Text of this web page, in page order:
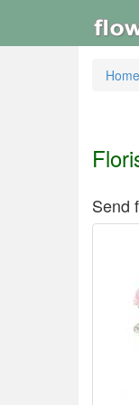
Home
Send